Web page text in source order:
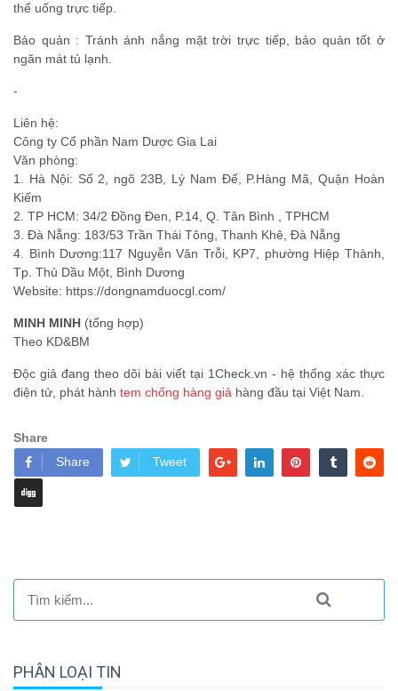
thể uống trực tiếp.
Bảo quản : Tránh ánh nắng mặt trời trực tiếp, bảo quản tốt ở
ngăn mát tủ lạnh.
-
Liên hệ:
Công ty Cổ phần Nam Dược Gia Lai
Văn phòng:
1. Hà Nội: Số 2, ngõ 23B, Lý Nam Đế, P.Hàng Mã, Quận Hoàn
Kiếm
2. TP HCM: 34/2 Đồng Đen, P.14, Q. Tân Bình , TPHCM
3. Đà Nẵng: 183/53 Trần Thái Tông, Thanh Khê, Đà Nẵng
4. Bình Dương:117 Nguyễn Văn Trỗi, KP7, phường Hiệp Thành,
Tp. Thủ Dầu Một, Bình Dương
Website: https://dongnamduocgl.com/
MINH MINH (tổng hợp)
Theo KD&BM
Độc giả đang theo dõi bài viết tại 1Check.vn - hệ thống xác thực
điện tử, phát hành tem chống hàng giả hàng đầu tại Việt Nam.
Share
Share
Tweet
PHÂN LOẠI TIN